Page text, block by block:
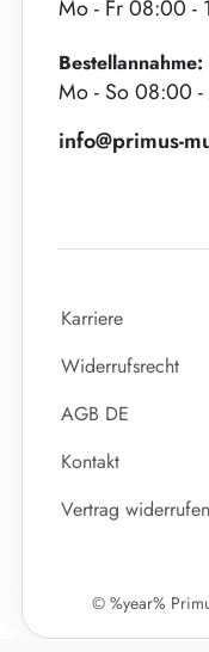
Mo - Fr 08:00 -
Bestellannahme:
Mo - So 08:00
info@primus-
Karriere
Widerrufsrecht
AGB DE
Kontakt
Vertrag widerrufen
© %year%